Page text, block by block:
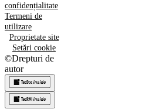
confidențialitate
Termeni de
utilizare
Proprietate site
Setări cookie
©Drepturi de
autor